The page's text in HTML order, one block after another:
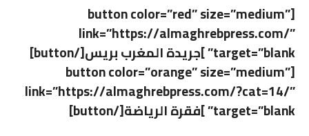
[button color=”red” size=”medium”
link=”https://almaghrebpress.com/”
target=”blank” ]جريدة المغرب بريس[/button]
[button color=”orange” size=”medium”
link=”https://almaghrebpress.com/?cat=14/”
target=”blank” ]فقرة الرياضة[/button]